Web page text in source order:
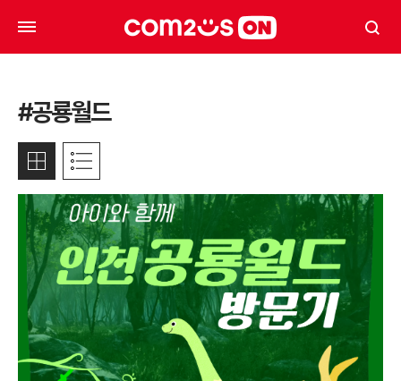
#공룡월드